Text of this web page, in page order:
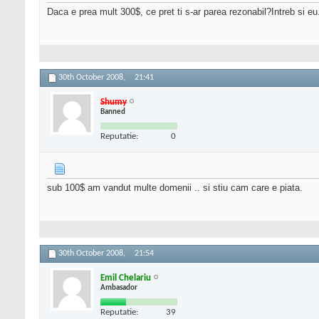
Daca e prea mult 300$, ce pret ti s-ar parea rezonabil?Intreb si
30th October 2008, 21:41
Shumy
Banned
Reputatie: 0
sub 100$ am vandut multe domenii .. si stiu cam care e piata.
30th October 2008, 21:54
Emil Chelariu
Ambasador
Reputatie: 39